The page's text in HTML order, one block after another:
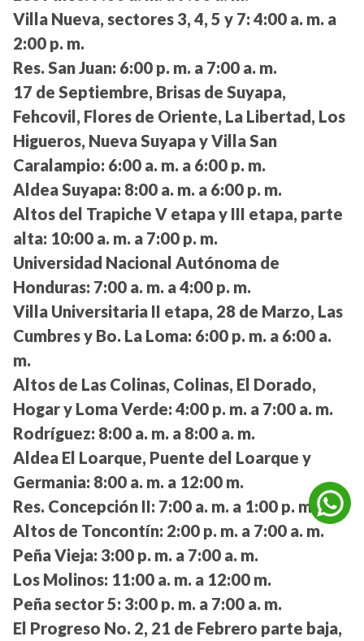
Villa Nueva, sectores 3, 4, 5 y 7: 4:00 a. m. a
2:00 p. m.
Res. San Juan: 6:00 p. m. a 7:00 a. m.
17 de Septiembre, Brisas de Suyapa,
Fehcovil, Flores de Oriente, La Libertad, Los
Higueros, Nueva Suyapa y Villa San
Caralampio: 6:00 a. m. a 6:00 p. m.
Aldea Suyapa: 8:00 a. m. a 6:00 p. m.
Altos del Trapiche V etapa y III etapa, parte
alta: 10:00 a. m. a 7:00 p. m.
Universidad Nacional Autónoma de
Honduras: 7:00 a. m. a 4:00 p. m.
Villa Universitaria II etapa, 28 de Marzo, Las
Cumbres y Bo. La Loma: 6:00 p. m. a 6:00 a.
m.
Altos de Las Colinas, Colinas, El Dorado,
Hogar y Loma Verde: 4:00 p. m. a 7:00 a. m.
Rodríguez: 8:00 a. m. a 8:00 a. m.
Aldea El Loarque, Puente del Loarque y
Germania: 8:00 a. m. a 12:00 m.
Res. Concepción II: 7:00 a. m. a 1:00 p. m.
Altos de Toncontín: 2:00 p. m. a 7:00 a. m.
Peña Vieja: 3:00 p. m. a 7:00 a. m.
Los Molinos: 11:00 a. m. a 12:00 m.
Peña sector 5: 3:00 p. m. a 7:00 a. m.
El Progreso No. 2, 21 de Febrero parte baja,